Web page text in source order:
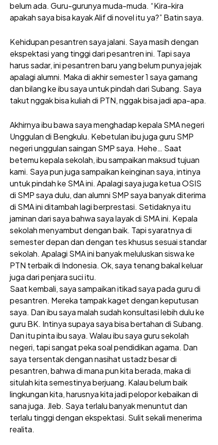
belum ada. Guru-gurunya muda-muda. “Kira-kira
apakah saya bisa kayak Alif di novel itu ya?” Batin saya.
Kehidupan pesantren saya jalani. Saya masih dengan
ekspektasi yang tinggi dari pesantren ini. Tapi saya
harus sadar, ini pesantren baru yang belum punya jejak
apalagi alumni. Maka di akhir semester 1 saya gamang
dan bilang ke ibu saya untuk pindah dari Subang. Saya
takut nggak bisa kuliah di PTN, nggak bisa jadi apa-apa.
Akhirnya ibu bawa saya menghadap kepala SMA negeri
Unggulan di Bengkulu. Kebetulan ibu juga guru SMP
negeri unggulan saingan SMP saya. Hehe… Saat
betemu kepala sekolah, ibu sampaikan maksud tujuan
kami. Saya pun juga sampaikan keinginan saya, intinya
untuk pindah ke SMA ini. Apalagi saya juga ketua OSIS
di SMP saya dulu, dan alumni SMP saya banyak diterima
di SMA ini ditambah lagi berprestasi. Setidaknya itu
jaminan dari saya bahwa saya layak di SMA ini. Kepala
sekolah menyambut dengan baik. Tapi syaratnya di
semester depan dan dengan tes khusus sesuai standar
sekolah. Apalagi SMA ini banyak meluluskan siswa ke
PTN terbaik di Indonesia. Ok, saya tenang bakal keluar
juga dari penjara suci itu.
Saat kembali, saya sampaikan itikad saya pada guru di
pesantren. Mereka tampak kaget dengan keputusan
saya. Dan ibu saya malah sudah konsultasi lebih dulu ke
guru BK. Intinya supaya saya bisa bertahan di Subang.
Dan itu pinta ibu saya. Walau ibu saya guru sekolah
negeri, tapi sangat peka soal pendidikan agama. Dan
saya tersentak dengan nasihat ustadz besar di
pesantren, bahwa di mana pun kita berada, maka di
situlah kita semestinya berjuang. Kalau belum baik
lingkungan kita, harusnya kita jadi pelopor kebaikan di
sana juga. Jleb. Saya terlalu banyak menuntut dan
terlalu tinggi dengan ekspektasi. Sulit sekali menerima
realita.